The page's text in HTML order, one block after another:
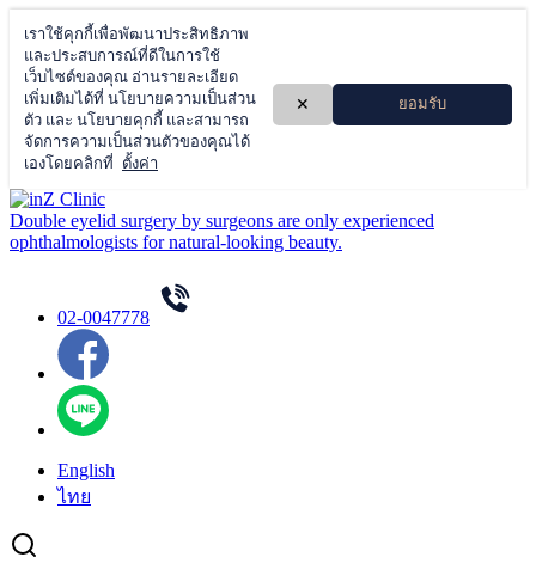
Skip
to
content
Double eyelid surgery by surgeons are only experienced
ophthalmologists for natural-looking beauty.
02-0047778
English
ไทย